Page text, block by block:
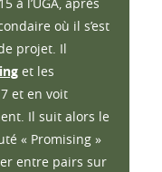
où il s’est
projet. Il
et les
et en voit
Il suit alors le
« Promising »
entre pairs sur